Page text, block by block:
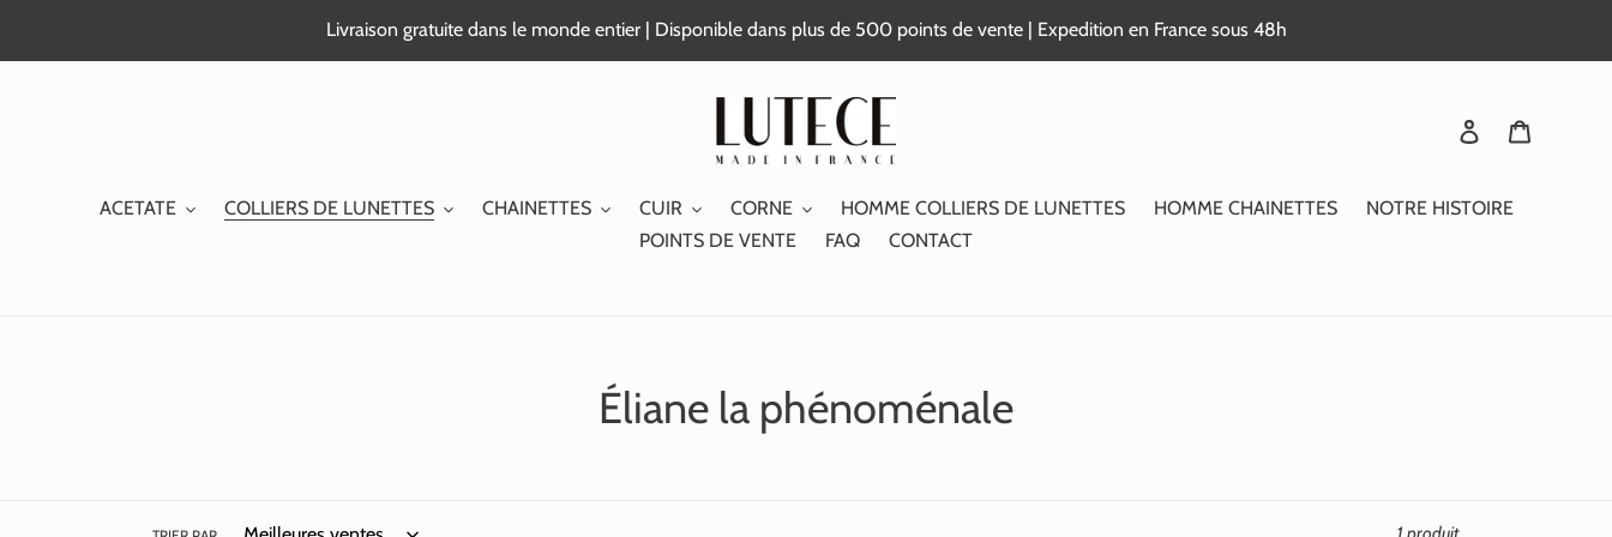
Livraison gratuite dans le monde entier | Disponible dans plus de 500 points de vente | Expedition en France sous 48h
Se connecter
ACETATE COLLIERS DE LUNETTES CHAINETTES CUIR CORNE HOMME COLLIERS DE LUNETTES HOMME CHAINETTES
NOTRE HISTOIRE
POINTS DE VENTE
FAQ CONTACT
C
Éliane la phénoménale